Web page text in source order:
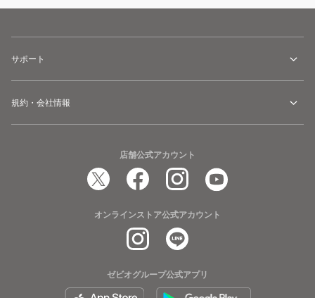
サポート
規約・会社情報
店舗公式アカウント
オンラインストア公式アカウント
ゼビオグループ公式アプリ